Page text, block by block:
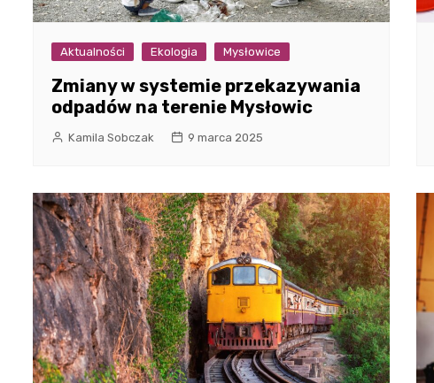
Aktualności Ekologia Mysłowice
Zmiany w systemie przekazywania
odpadów na terenie Mysłowic
Kamila Sobczak 9 marca 2025